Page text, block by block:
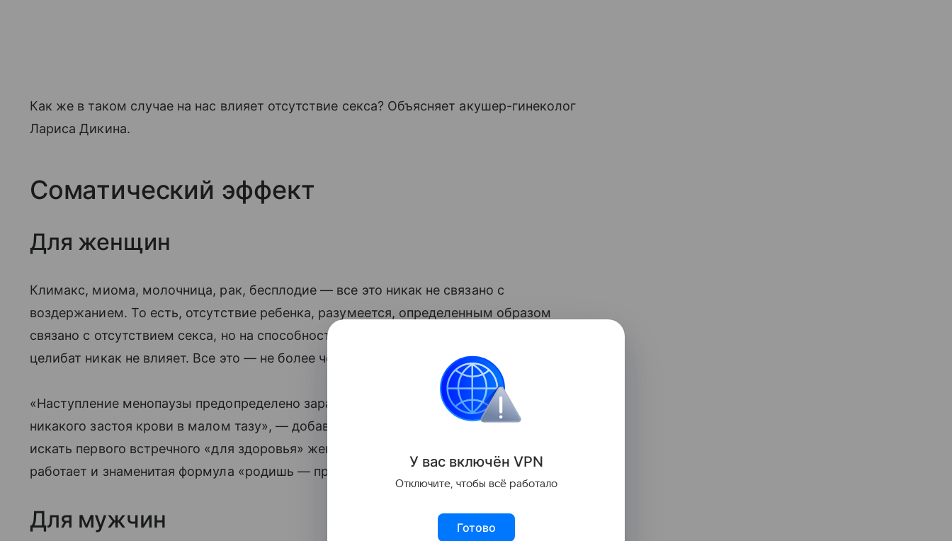
Как же в таком случае на нас влияет отсутствие секса? Объясняет акушер-гинеколог
Лариса Дикина.
Соматический эффект
Для женщин
Климакс, миома, молочница, рак, бесплодие — все это никак не связано с
воздержанием. То есть, отсутствие ребенка, разумеется, определенным образом
связано с отсутствием секса, но на способность женщины зачать вынужденный
целибат никак не влияет. Все это — не более чем мифы.
«Наступление менопаузы предопределено заранее и не зависит от секса. Нет
никакого застоя крови в малом тазу», — добавляет врач. Иными словами, бежать
искать первого встречного «для здоровья» женщинам смысла нет. Точно так же не
работает и знаменитая формула «родишь — пройдет».
Для мужчин
У вас включён VPN
Отключите, чтобы всё работало
Готово